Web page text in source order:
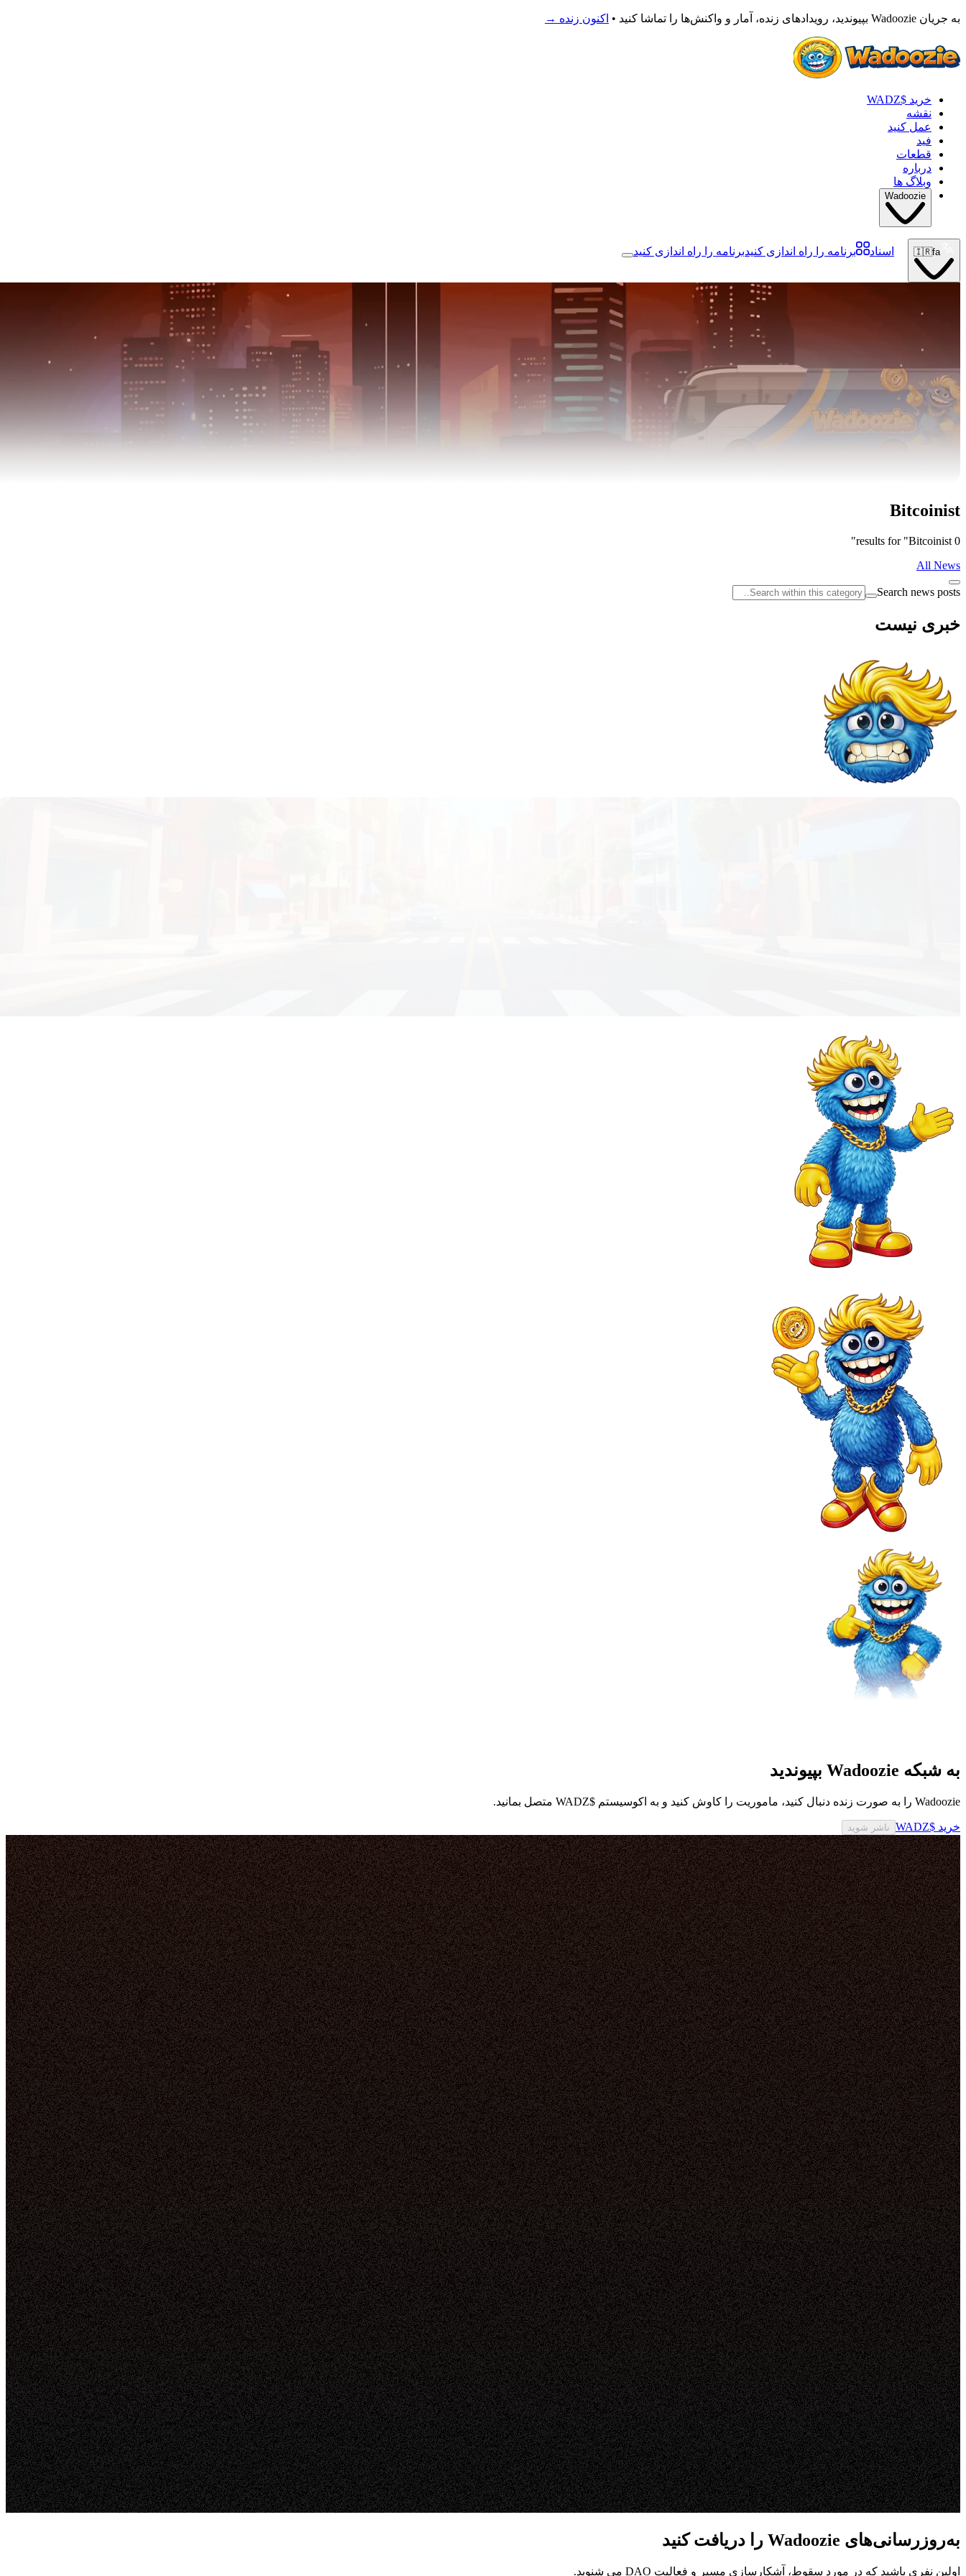
به جریان Wadoozie بپیوندید، رویدادهای زنده، آمار و واکنش‌ها را تماشا کنید • اکنون زنده →
خرید $WADZ
نقشه
عمل کنید
فید
قطعات
درباره
وبلاگ ها
Wadoozie
🇮🇷fa اسناد برنامه را راه اندازی کنیدبرنامه را راه اندازی کنید
Bitcoinist
0 results for "Bitcoinist"
All News
Search news posts
خبری نیست
به شبکه Wadoozie بپیوندید
Wadoozie را به صورت زنده دنبال کنید، ماموریت را کاوش کنید و به اکوسیستم $WADZ متصل بمانید.
خرید $WADZ ناشر شوید
به‌روزرسانی‌های Wadoozie را دریافت کنید
اولین نفری باشید که در مورد سقوط، آشکارسازی مسیر و فعالیت DAO می شنوید.